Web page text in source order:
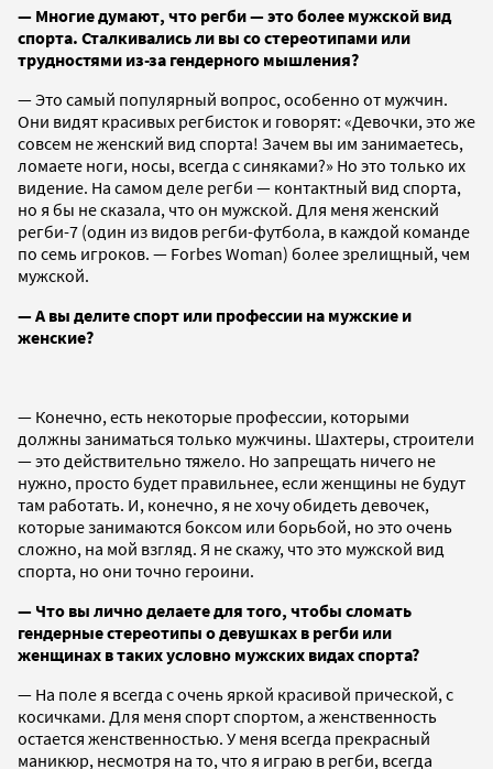
— Многие думают, что регби — это более мужской вид
спорта. Сталкивались ли вы со стереотипами или
трудностями из-за гендерного мышления?
— Это самый популярный вопрос, особенно от мужчин.
Они видят красивых регбисток и говорят: «Девочки, это же
совсем не женский вид спорта! Зачем вы им занимаетесь,
ломаете ноги, носы, всегда с синяками?» Но это только их
видение. На самом деле регби — контактный вид спорта,
но я бы не сказала, что он мужской. Для меня женский
регби-7 (один из видов регби-футбола, в каждой команде
по семь игроков. — Forbes Woman) более зрелищный, чем
мужской.
— А вы делите спорт или профессии на мужские и
женские?
— Конечно, есть некоторые профессии, которыми
должны заниматься только мужчины. Шахтеры, строители
— это действительно тяжело. Но запрещать ничего не
нужно, просто будет правильнее, если женщины не будут
там работать. И, конечно, я не хочу обидеть девочек,
которые занимаются боксом или борьбой, но это очень
сложно, на мой взгляд. Я не скажу, что это мужской вид
спорта, но они точно героини.
— Что вы лично делаете для того, чтобы сломать
гендерные стереотипы о девушках в регби или
женщинах в таких условно мужских видах спорта?
— На поле я всегда с очень яркой красивой прической, с
косичками. Для меня спорт спортом, а женственность
остается женственностью. У меня всегда прекрасный
маникюр, несмотря на то, что я играю в регби, всегда